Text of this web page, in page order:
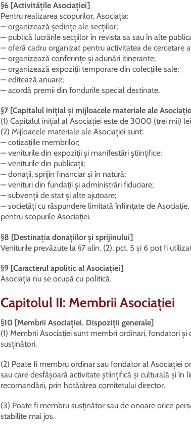
§6 [Activitățile Asociației]
Pentru realizarea scopurilor, Asociația:
— organizează ședințe ale secțiilor;
— publică lucrările secțiilor în revista sa sau în alte
— oferă cadru organizat pentru activitatea de cercetare
— organizează conferințe și adunări itinerante;
— organizează expoziții temporare din colecțiile sale;
— editează anuare;
— acordă premii din fondurile special destinate.
§7 [Capitalul inițial și mijloacele materiale ale
(1) Capitalul inițial al Asociației este de 3000 (trei mii)
(2) Mijloacele materiale ale Asociației sunt:
— cotizațiile membrilor;
— veniturile din expoziții și manifestări științifice;
— veniturile din publicații;
— donații, sprijin financiar și în natură;
— venituri din fundații și administrări fiduciare;
— subvenții de stat și alte ajutoare;
— societăți cu răspundere limitată înființate de
pentru scopurile Asociației.
§8 [Destinația donațiilor și sprijinului]
Veniturile prevăzute la §7 alin. (2), pct. 5 și 6 pot fi
§9 [Caracterul apolitic al Asociației]
Asociația nu se ocupă cu politică.
Capitolul II: Membrii Asociației
§10 [Membrii Asociației. Dispoziții generale]
(1) Membrii Asociației sunt membri ordinari, fondatori
susținători.
(2) Poate fi membru ordinar sau fondator al Asociației
sau care desfășoară activitate științifică și culturală și în
recomandării, prin hotărârea comitetului director.
(3) Poate fi membru susținător sau de onoare orice
stabilite mai jos.